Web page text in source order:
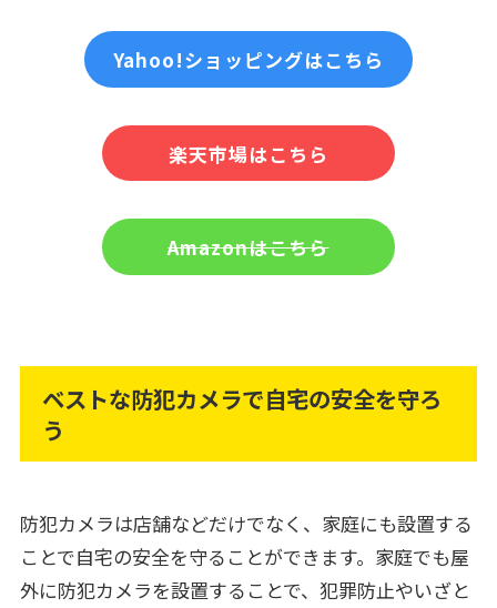
Yahoo!ショッピングはこちら
楽天市場はこちら
Amazonはこちら
ベストな防犯カメラで自宅の安全を守ろ
う
防犯カメラは店舗などだけでなく、家庭にも設置する
ことで自宅の安全を守ることができます。家庭でも屋
外に防犯カメラを設置することで、犯罪防止やいざと